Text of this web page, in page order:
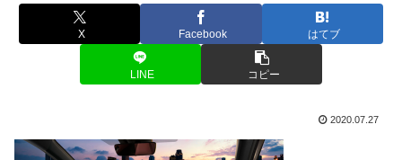
X Facebook はてブ
LINE コピー
2020.07.27